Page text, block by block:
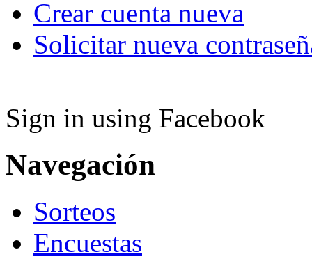
Crear cuenta nueva
Solicitar nueva
Sign in using Facebook
Navegación
Sorteos
Encuestas